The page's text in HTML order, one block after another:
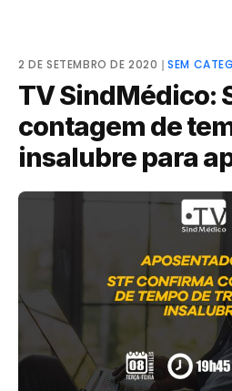
2 DE SETEMBRO DE 2020 ❘SEM
TV SindMédico:
contagem de
insalubre para